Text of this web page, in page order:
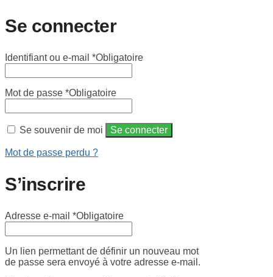
Se connecter
Identifiant ou e-mail *Obligatoire
Mot de passe *Obligatoire
Se souvenir de moi Se connecter
Mot de passe perdu ?
S’inscrire
Adresse e-mail *Obligatoire
Un lien permettant de définir un nouveau mot
de passe sera envoyé à votre adresse e-mail.